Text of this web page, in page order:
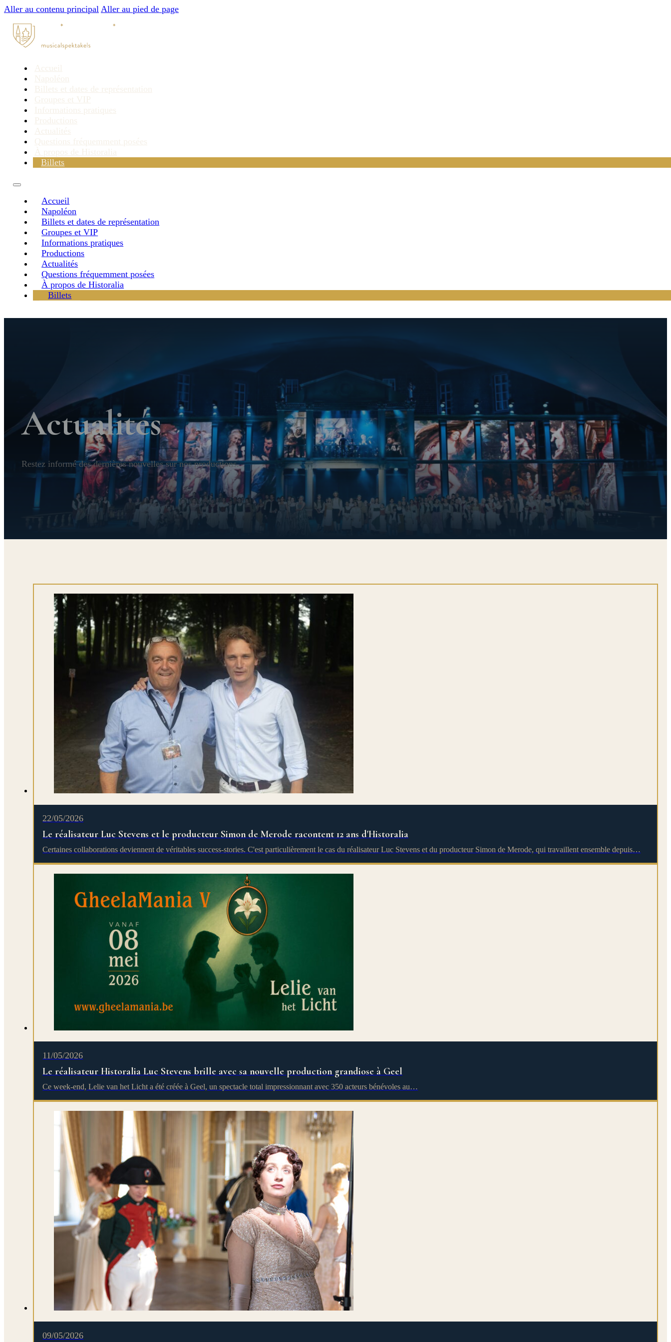
Aller au contenu principal Aller au pied de page
Accueil
Napoléon
Billets et dates de représentation
Groupes et VIP
Informations pratiques
Productions
Actualités
Questions fréquemment posées
À propos de Historalia
Billets
Accueil
Napoléon
Billets et dates de représentation
Groupes et VIP
Informations pratiques
Productions
Actualités
Questions fréquemment posées
À propos de Historalia
Billets
Actualités
Restez informé des dernières nouvelles sur nos productions.
22/05/2026
Le réalisateur Luc Stevens et le producteur Simon de Merode racontent 12 ans d'Historalia
Certaines collaborations deviennent de véritables success-stories. C'est particulièrement le cas du réalisateur Luc Stevens et du producteur Simon de Merode, qui travaillent ensemble depuis…
11/05/2026
Le réalisateur Historalia Luc Stevens brille avec sa nouvelle production grandiose à Geel
Ce week-end, Lelie van het Licht a été créée à Geel, un spectacle total impressionnant avec 350 acteurs bénévoles au…
09/05/2026